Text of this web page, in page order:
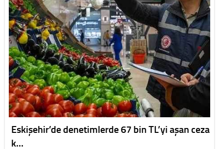
Eskişehir’de denetimlerde 67 bin TL’yi aşan ceza
k…